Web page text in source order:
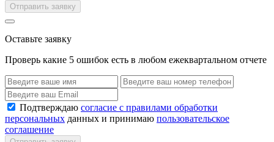
Отправить заявку
Оставьте заявку
Проверь какие 5 ошибок есть в любом ежеквартальном отчете
Подтверждаю согласие с правилами обработки
персональных данных и принимаю пользовательское
соглашение